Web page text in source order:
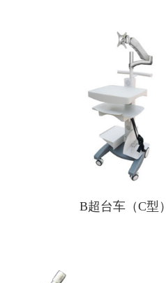
B超台车（C型）